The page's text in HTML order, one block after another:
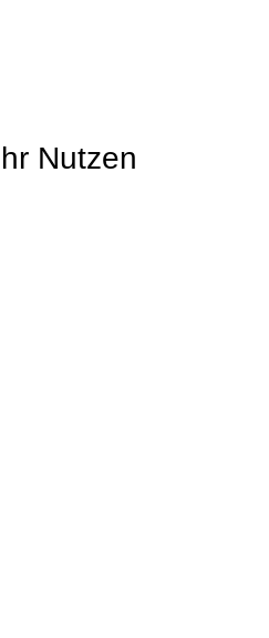
Nutzen